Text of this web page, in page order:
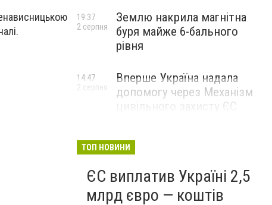
Землю накрила магнітна
буря майже 6-бального
рівня
19:37
2 серпня
Вперше Україна надала
допомогу через Механізм
цивільного захисту ЄС
14:47
2 серпня
ТОП НОВИНИ
ЄС виплатив Україні 2,5
млрд євро — коштів